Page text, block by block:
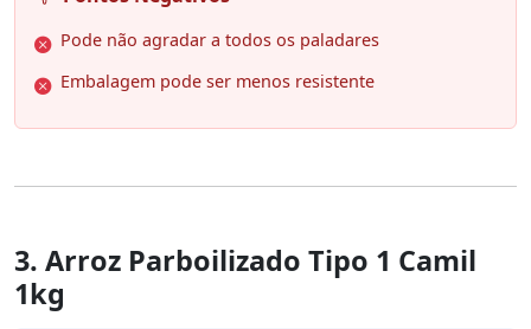
Pode não agradar a todos os paladares
Embalagem pode ser menos resistente
3. Arroz Parboilizado Tipo 1 Camil
1kg